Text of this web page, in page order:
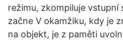
režimu, zkompiluje vstupní
začne V okamžiku, kdy je
na objekt, je z paměti